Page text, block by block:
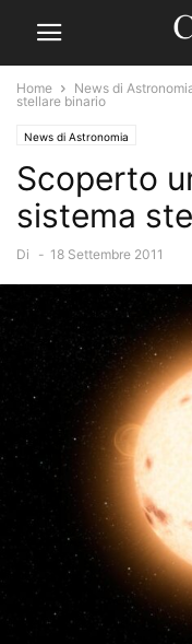
Home News di
stellare binario
News di Astronomia
Scoperto
sistema
Di - 18 Settembre 2011